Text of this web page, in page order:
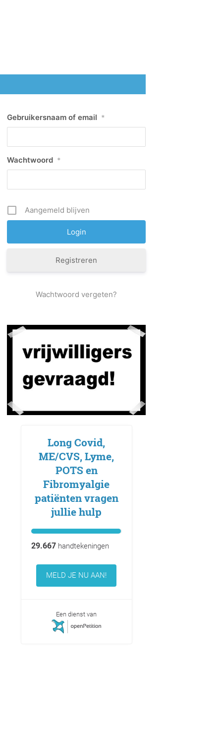
Gebruikersnaam of email *
Wachtwoord *
Aangemeld blijven
Registreren
Wachtwoord vergeten?
Long Covid,
ME/CVS, Lyme,
POTS en
Fibromyalgie
patiënten vragen
jullie hulp
29.667handtekeningen
MELD JE NU AAN!
Een dienst van